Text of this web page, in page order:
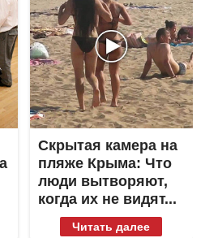
Скрытая камера на
пляже Крыма: Что
люди вытворяют,
когда их не видят...
Читать далее